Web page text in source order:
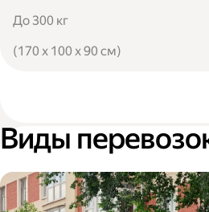
До 300 кг
(170 x 100 x 90 см)
Виды